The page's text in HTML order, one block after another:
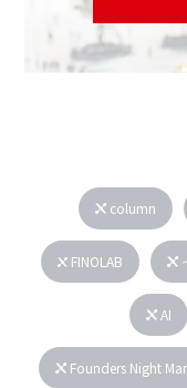
column
FINOLAB
AI
Founders Night